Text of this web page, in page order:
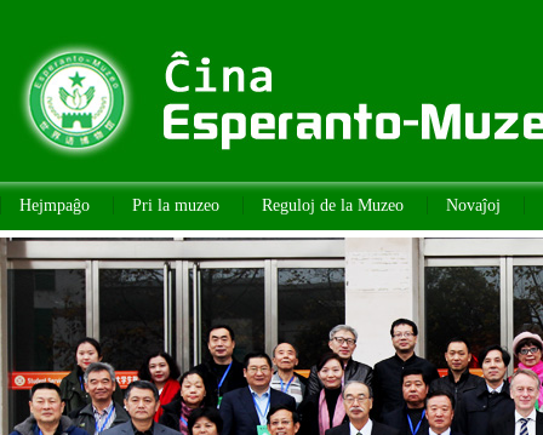
Hejmpaĝo Pri la muzeo Reguloj de la Muzeo Novaĵoj